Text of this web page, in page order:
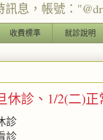
訊息，帳號：
收費標準 就診說明
休診、1/2(二)
診
診